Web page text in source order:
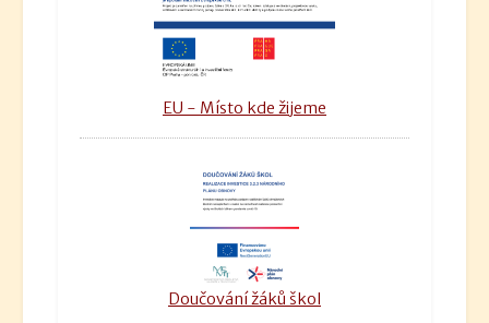
EU - Místo kde žijeme
Doučování žáků škol